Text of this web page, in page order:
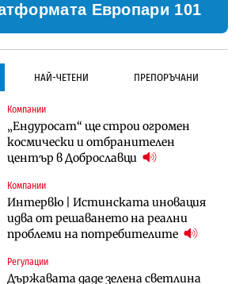
Европари 101
НАЙ-ЧЕТЕНИ ПРЕПОРЪЧАНИ
Компании
„Ендуросат“ ще строи огромен
космически и отбранителен
център в Доброславци
Компании
Интервю | Истинската иновация
идва от решаването на реални
проблеми на потребителите
Регулации
Държавата даде зелена светлина
Инфраструктура
Проектирането на тунела под
Петрохан ще върви паралелно с
екологичните оценки
Градоустройство
Столична община избра
изпълнител за преместването на
трамвайното трасе по бул.
Инфраструктура
Инфраструктура
Проектирането на тунела под
Петрохан ще върви паралелно с
екологичните оценки
Компании
„Хювефарма“ подписа договор за
придобиване на Euroapi Italy
Финанси
RATE | Българският